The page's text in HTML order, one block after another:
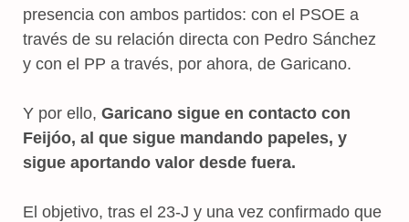
presencia con ambos partidos: con el PSOE a
través de su relación directa con Pedro Sánchez
y con el PP a través, por ahora, de Garicano.
Y por ello, Garicano sigue en contacto con
Feijóo, al que sigue mandando papeles, y
sigue aportando valor desde fuera.
El objetivo, tras el 23-J y una vez confirmado que